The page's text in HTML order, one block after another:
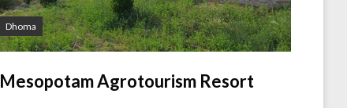
Dhoma
Mesopotam Agrotourism Resort